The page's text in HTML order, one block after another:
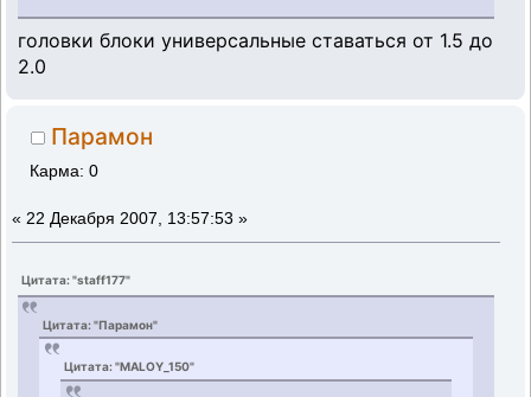
головки блоки универсальные ставаться от 1.5 до
2.0
Парамон
Карма: 0
« 22 Декабря 2007, 13:57:53 »
Цитата: "staff177"
Цитата: "Парамон"
Цитата: "MALOY_150"